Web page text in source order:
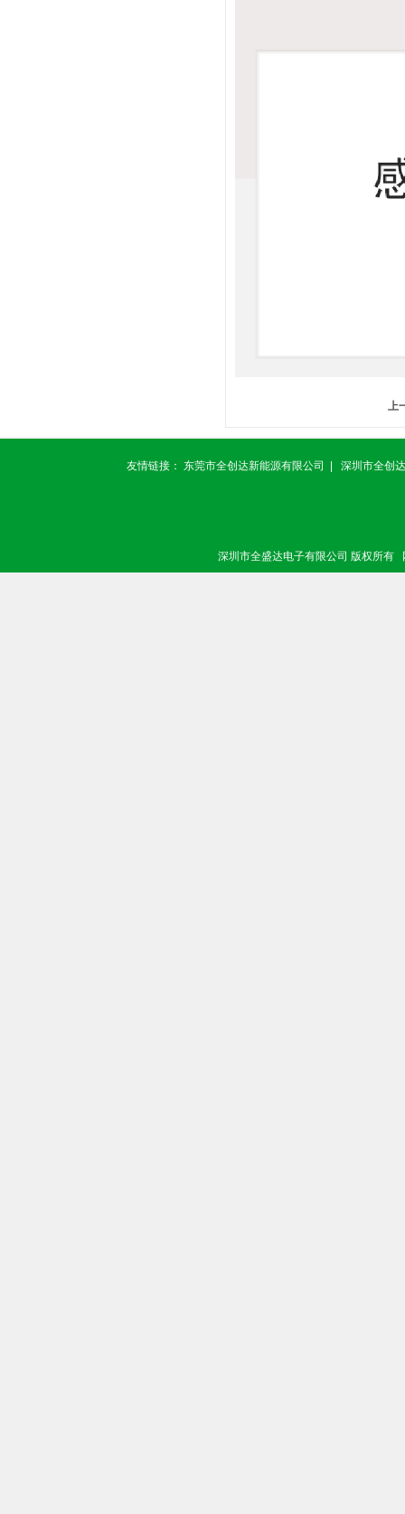
上
友情链接： 东莞市全创达新能源有限公司 深圳市全创
深圳市全盛达电子有限公司 版权所有